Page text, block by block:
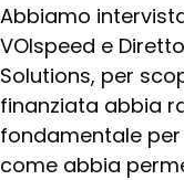
Abbiamo
VOIspeed e
Solutions, per
finanziata abbia
fondamentale
come abbia